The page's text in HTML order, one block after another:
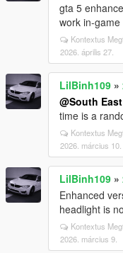
gta 5
work in-
Kontextus
2026. április 27.
LilBinh109 »
@South
time is a
Kontextus
2026. március 10.
LilBinh109 »
Enhanced
headlight is
Kontextus
2026. március 9.